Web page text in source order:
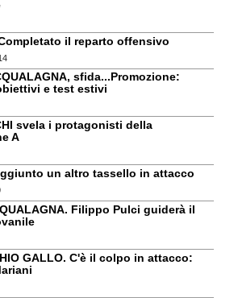
il reparto offensivo
sfida...Promozione:
e test estivi
svela i protagonisti della
A
un altro tassello in attacco
Filippo Pulci guiderà il
GALLO. C'è il colpo in attacco: